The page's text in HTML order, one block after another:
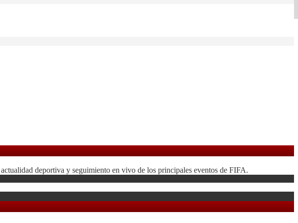
deportiva y seguimiento en vivo de los principales eventos de FIFA.